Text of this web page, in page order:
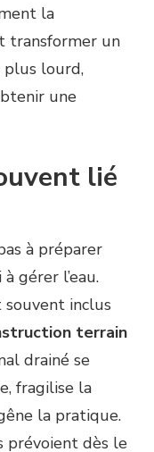
la
transformer un
plus lourd,
une
lié
à préparer
gérer l’eau.
souvent inclus
terrain
drainé se
fragilise la
la pratique.
prévoient dès le